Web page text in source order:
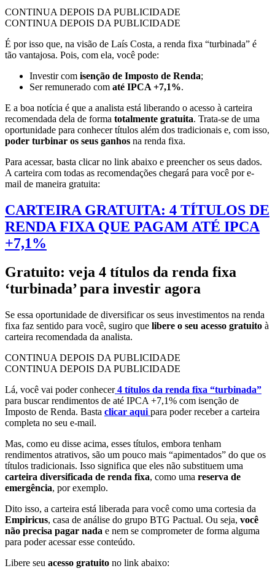
CONTINUA DEPOIS DA PUBLICIDADE
CONTINUA DEPOIS DA PUBLICIDADE
É por isso que, na visão de Laís Costa, a renda fixa “turbinada” é
tão vantajosa. Pois, com ela, você pode:
Investir com isenção de Imposto de Renda;
Ser remunerado com até IPCA +7,1%.
E a boa notícia é que a analista está liberando o acesso à carteira
recomendada dela de forma totalmente gratuita. Trata-se de uma
oportunidade para conhecer títulos além dos tradicionais e, com isso,
poder turbinar os seus ganhos na renda fixa.
Para acessar, basta clicar no link abaixo e preencher os seus dados.
A carteira com todas as recomendações chegará para você por e-
mail de maneira gratuita:
CARTEIRA GRATUITA: 4 TÍTULOS DE
RENDA FIXA QUE PAGAM ATÉ IPCA
+7,1%
Gratuito: veja 4 títulos da renda fixa
‘turbinada’ para investir agora
Se essa oportunidade de diversificar os seus investimentos na renda
fixa faz sentido para você, sugiro que libere o seu acesso gratuito à
carteira recomendada da analista.
CONTINUA DEPOIS DA PUBLICIDADE
CONTINUA DEPOIS DA PUBLICIDADE
Lá, você vai poder conhecer4 títulos da renda fixa “turbinada”
para buscar rendimentos de até IPCA +7,1% com isenção de
Imposto de Renda. Basta clicar aqui para poder receber a carteira
completa no seu e-mail.
Mas, como eu disse acima, esses títulos, embora tenham
rendimentos atrativos, são um pouco mais “apimentados” do que os
títulos tradicionais. Isso significa que eles não substituem uma
carteira diversificada de renda fixa, como uma reserva de
emergência, por exemplo.
Dito isso, a carteira está liberada para você como uma cortesia da
Empiricus, casa de análise do grupo BTG Pactual. Ou seja, você
não precisa pagar nada e nem se comprometer de forma alguma
para poder acessar esse conteúdo.
Libere seu acesso gratuito no link abaixo: